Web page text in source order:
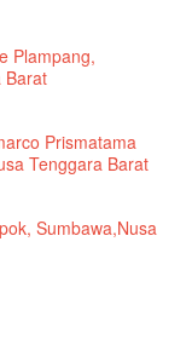
Plampang,
Barat
Prismatama
Tenggara Barat
Sumbawa,Nusa